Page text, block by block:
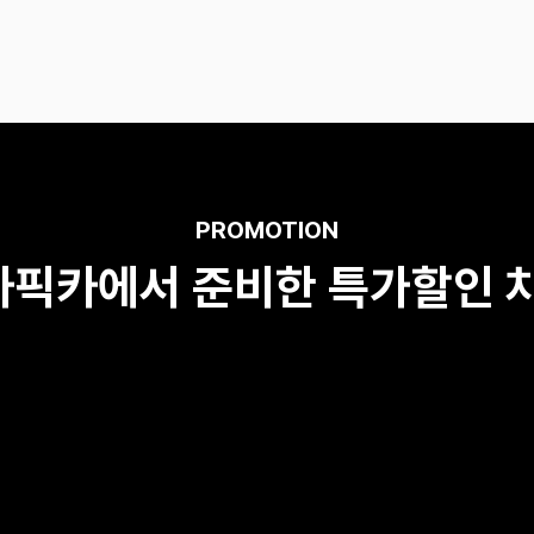
PROMOTION
픽카에서 준비한 특가할인